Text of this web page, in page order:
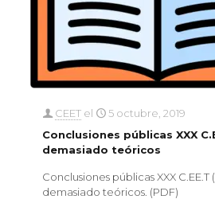
CEET el
5 octubre, 2019
Conclusiones públicas XXX
demasiado teóricos
Conclusiones públicas XXX
demasiado teóricos. (PDF)